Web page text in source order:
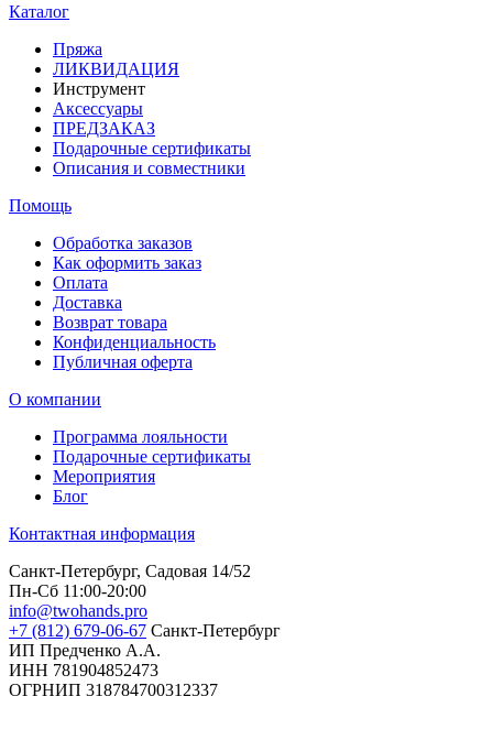
Каталог
Пряжа
ЛИКВИДАЦИЯ
Инструмент
Аксессуары
ПРЕДЗАКАЗ
Подарочные сертификаты
Описания и совместники
Помощь
Обработка заказов
Как оформить заказ
Оплата
Доставка
Возврат товара
Конфиденциальность
Публичная оферта
О компании
Программа лояльности
Подарочные сертификаты
Мероприятия
Блог
Контактная информация
Санкт-Петербург, Садовая 14/52
Пн-Сб 11:00-20:00
info@twohands.pro
+7 (812) 679-06-67 Санкт-Петербург
ИП Предченко А.А.
ИНН 781904852473
ОГРНИП 318784700312337